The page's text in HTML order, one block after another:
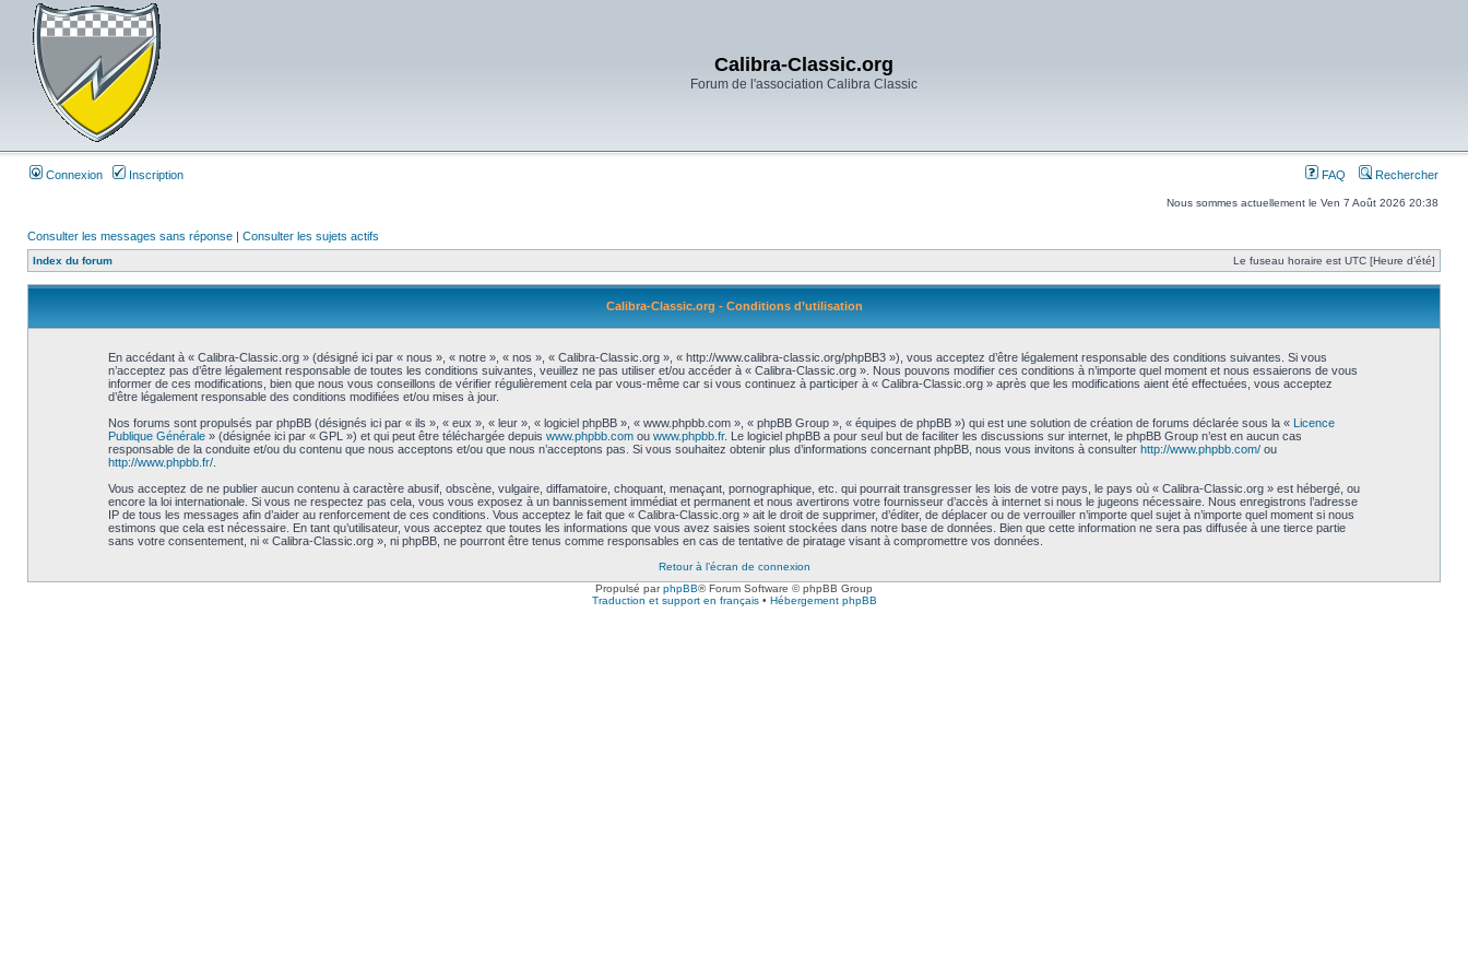
Calibra-Classic.org
Forum de l'association Calibra Classic
Connexion Inscription FAQ Rechercher
Nous sommes actuellement le Ven 7 Août 2026 20:38
Consulter les messages sans réponse | Consulter les sujets actifs
Index du forum Le fuseau horaire est UTC [Heure d’été]
Calibra-Classic.org - Conditions d’utilisation
En accédant à « Calibra-Classic.org » (désigné ici par « nous », « notre », « nos », « Calibra-Classic.org », « http://www.calibra-classic.org/phpBB3 »), vous acceptez d’être légalement responsable des conditions suivantes. Si vous
n’acceptez pas d’être légalement responsable de toutes les conditions suivantes, veuillez ne pas utiliser et/ou accéder à « Calibra-Classic.org ». Nous pouvons modifier ces conditions à n’importe quel moment et nous essaierons de vous
informer de ces modifications, bien que nous vous conseillons de vérifier régulièrement cela par vous-même car si vous continuez à participer à « Calibra-Classic.org » après que les modifications aient été effectuées, vous acceptez
d’être légalement responsable des conditions modifiées et/ou mises à jour.
Nos forums sont propulsés par phpBB (désignés ici par « ils », « eux », « leur », « logiciel phpBB », « www.phpbb.com », « phpBB Group », « équipes de phpBB ») qui est une solution de création de forums déclarée sous la « Licence
Publique Générale» (désignée ici par « GPL ») et qui peut être téléchargée depuis www.phpbb.comou www.phpbb.fr. Le logiciel phpBB a pour seul but de faciliter les discussions sur internet, le phpBB Group n’est en aucun cas
responsable de la conduite et/ou du contenu que nous acceptons et/ou que nous n’acceptons pas. Si vous souhaitez obtenir plus d’informations concernant phpBB, nous vous invitons à consulter http://www.phpbb.com/ou
http://www.phpbb.fr/.
Vous acceptez de ne publier aucun contenu à caractère abusif, obscène, vulgaire, diffamatoire, choquant, menaçant, pornographique, etc. qui pourrait transgresser les lois de votre pays, le pays où « Calibra-Classic.org » est hébergé, ou
encore la loi internationale. Si vous ne respectez pas cela, vous vous exposez à un bannissement immédiat et permanent et nous avertirons votre fournisseur d’accès à internet si nous le jugeons nécessaire. Nous enregistrons l’adresse
IP de tous les messages afin d’aider au renforcement de ces conditions. Vous acceptez le fait que « Calibra-Classic.org » ait le droit de supprimer, d’éditer, de déplacer ou de verrouiller n’importe quel sujet à n’importe quel moment si nous
estimons que cela est nécessaire. En tant qu’utilisateur, vous acceptez que toutes les informations que vous avez saisies soient stockées dans notre base de données. Bien que cette information ne sera pas diffusée à une tierce partie
sans votre consentement, ni « Calibra-Classic.org », ni phpBB, ne pourront être tenus comme responsables en cas de tentative de piratage visant à compromettre vos données.
Retour à l’écran de connexion
Propulsé parphpBB® Forum Software © phpBB Group
Traduction et support en français• Hébergement phpBB